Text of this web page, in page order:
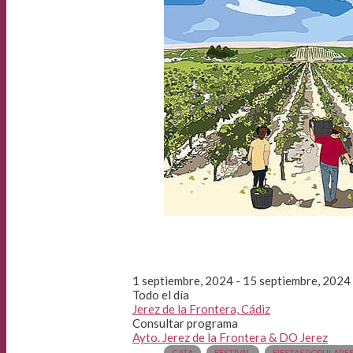
1 septiembre, 2024 - 15 septiembre, 2024
Todo el día
Jerez de la Frontera, Cádiz
Consultar programa
Ayto. Jerez de la Frontera & DO Jerez